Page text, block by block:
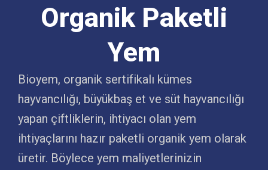
Organik Paketli
Yem
Bioyem, organik sertifikalı kümes
hayvancılığı, büyükbaş et ve süt hayvancılığı
yapan çiftliklerin, ihtiyacı olan yem
ihtiyaçlarını hazır paketli organik yem olarak
üretir. Böylece yem maliyetlerinizin